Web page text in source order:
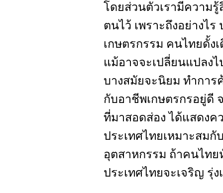
โดยส่วนตัวเรามีความ
ตนไว้ เพราะถึงอย่างไร
เกษตรกรรม คนไทยดั้ง
แม้อาจจะเปลี่ยนแปลง
บางสมัยจะนิยม ทำการ
กับอาชีพเกษตรกรอยู่ดี
ที่มาสอดส่อง ได้แสดงค
ประเทศไทยเหมาะสมกั
อุตสาหกรรม ถ้าคนไท
ประเทศไทยจะเจริญ รุ่